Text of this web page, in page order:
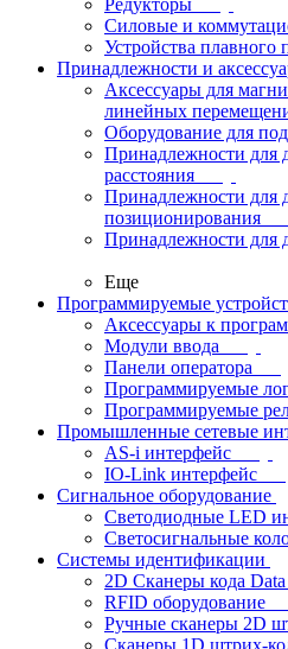
Редукторы
Силовые и
Устройства плавного
Принадлежности и
Аксессуары для
линейных
Оборудование для
Принадлежности для
расстояния
Принадлежности для
позиционирования
Принадлежности для
Еще
Программируемые
Аксессуары к
Модули ввода
Панели оператора
Программируемые
Программируемые
Промышленные сетевые
AS-i интерфейс
IO-Link интерфейс
Сигнальное оборудование
Светодиодные LED
Светосигнальные
Системы идентификации
2D Сканеры кода
RFID оборудование
Ручные сканеры 2D